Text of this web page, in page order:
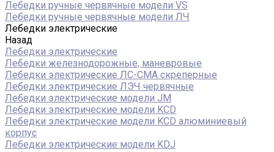
Лебедки ручные червячные модели VS
Лебедки ручные червячные модели ЛЧ
Лебедки электрические
Назад
Лебедки электрические
Лебедки железнодорожные, маневровые
Лебедки электрические ЛС-СМА скреперные
Лебедки электрические ЛЭЧ червячные
Лебедки электрические модели JM
Лебедки электрические модели KCD
Лебедки электрические модели KCD алюминиевый
корпус
Лебедки электрические модели KDJ